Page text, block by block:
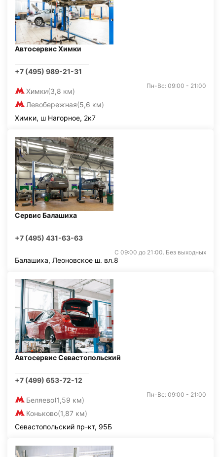
Автосервис Химки
+7 (495) 989-21-31
Химки(3,8 км)
Левобережная(5,6 км)
Пн-Вс: 09:00 - 21:00
Химки, ш Нагорное, 2к7
Сервис Балашиха
+7 (495) 431-63-63
С 09:00 до 21:00. Без выходных
Балашиха, Леоновское ш. вл.8
Автосервис Севастопольский
+7 (499) 653-72-12
Беляево(1,59 км)
Коньково(1,87 км)
Пн-Вс: 09:00 - 21:00
Севастопольский пр-кт, 95Б